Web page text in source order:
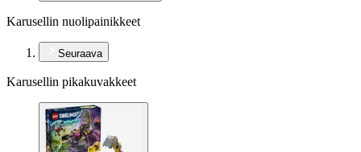
Karusellin nuolipainikkeet
Seuraava
Karusellin pikakuvakkeet